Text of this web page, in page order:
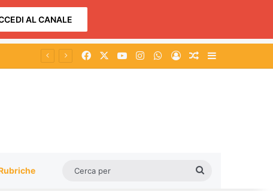
AL CANALE
Facebook You TubeInstagramWhatsApp
AccediUn articolo a